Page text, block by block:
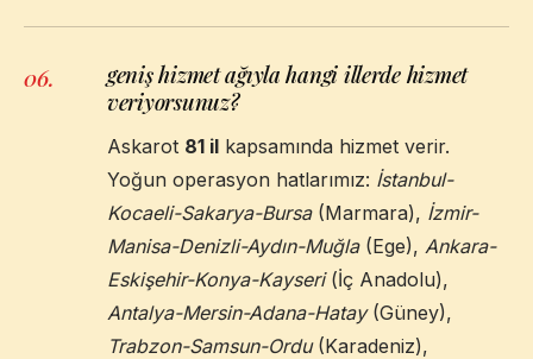
06.
geniş hizmet ağıyla hangi illerde hizmet
veriyorsunuz?
Askarot 81 il kapsamında hizmet verir.
Yoğun operasyon hatlarımız: İstanbul-
Kocaeli-Sakarya-Bursa(Marmara), İzmir-
Manisa-Denizli-Aydın-Muğla(Ege), Ankara-
Eskişehir-Konya-Kayseri(İç Anadolu),
Antalya-Mersin-Adana-Hatay(Güney),
Trabzon-Samsun-Ordu(Karadeniz),